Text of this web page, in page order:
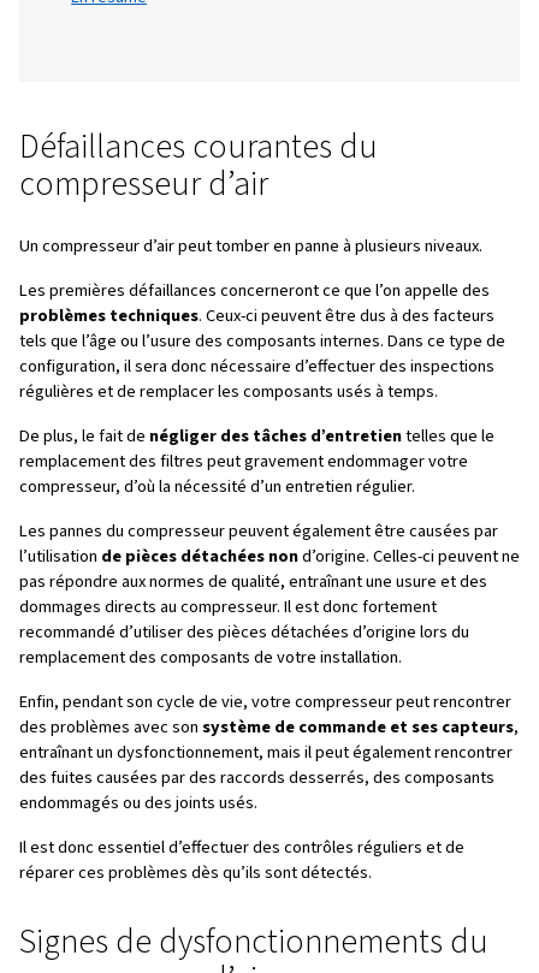
pendant très longtemps.
Table des matières
Défaillances courantes du compresseur d’air
Signes de dysfonctionnements du compresseur
Résolution de problèmes
Maintenance préventive
En résumé
Défaillances courantes du
compresseur d’air
Un compresseur d’air peut tomber en panne à plusieurs